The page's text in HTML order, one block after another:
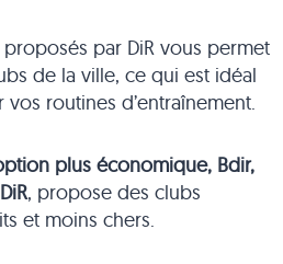
proposés par DiR vous permet
de la ville, ce qui est idéal
routines d’entraînement.
plus économique, Bdir,
, propose des clubs
et moins chers.